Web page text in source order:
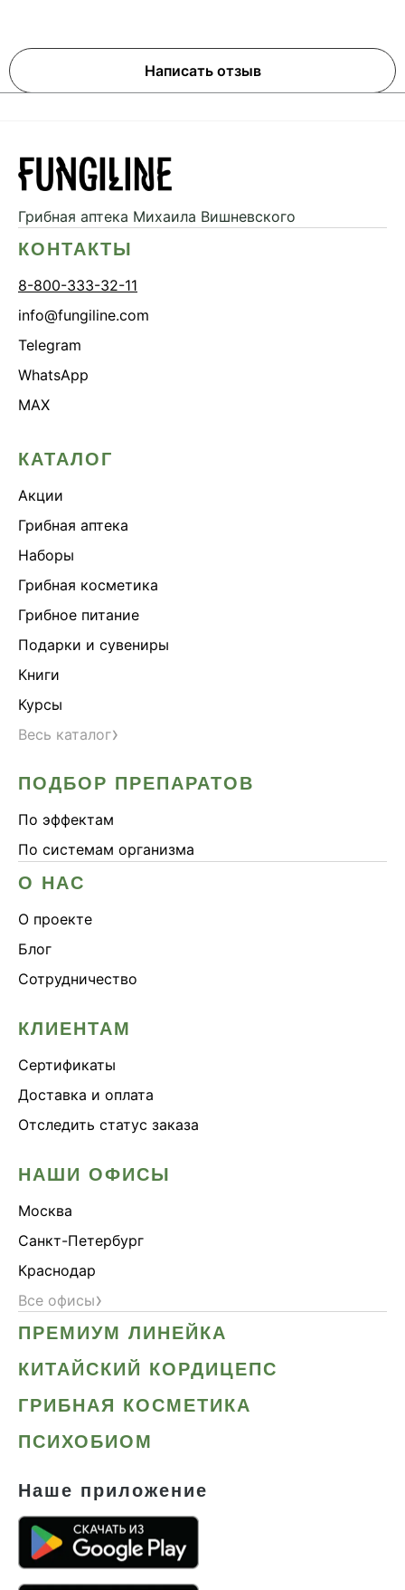
Написать отзыв
Грибная аптека Михаила Вишневского
КОНТАКТЫ
8-800-333-32-11
info@fungiline.com
Telegram
WhatsApp
MAX
КАТАЛОГ
Акции
Грибная аптека
Наборы
Грибная косметика
Грибное питание
Подарки и сувениры
Книги
Курсы
Весь каталог›
ПОДБОР ПРЕПАРАТОВ
По эффектам
По системам организма
О НАС
О проекте
Блог
Сотрудничество
КЛИЕНТАМ
Сертификаты
Доставка и оплата
Отследить статус заказа
НАШИ ОФИСЫ
Москва
Санкт-Петербург
Краснодар
Все офисы›
ПРЕМИУМ ЛИНЕЙКА
КИТАЙСКИЙ КОРДИЦЕПС
ГРИБНАЯ КОСМЕТИКА
ПСИХОБИОМ
Наше приложение